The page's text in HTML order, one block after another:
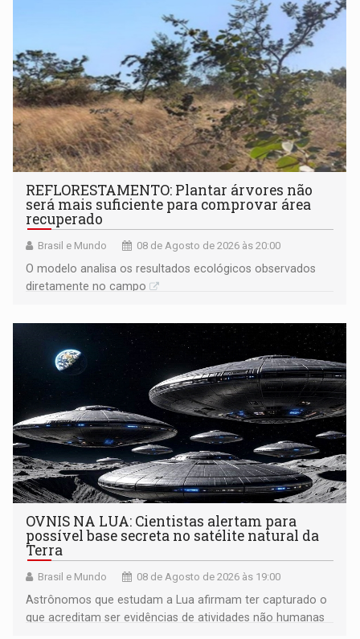
REFLORESTAMENTO: Plantar árvores não
será mais suficiente para comprovar área
recuperado
Brasil e Mundo 08 de Agosto de 2026 às 20:00
O modelo analisa os resultados ecológicos observados
diretamente no campo
OVNIS NA LUA: Cientistas alertam para
possível base secreta no satélite natural da
Terra
Brasil e Mundo 08 de Agosto de 2026 às 19:00
Astrônomos que estudam a Lua afirmam ter capturado o
que acreditam ser evidências de atividades não humanas